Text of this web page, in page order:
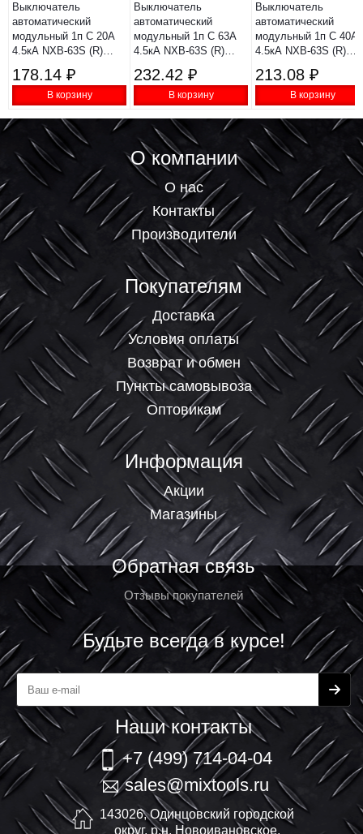
Выключатель
автоматический
модульный 1п C 20А
4.5кА NXB-63S (R)
178.14 ₽
В корзину
Выключатель
автоматический
модульный 1п C 63А
4.5кА NXB-63S (R)
232.42 ₽
В корзину
Выключатель
автоматический
модульный 1п C 40А
4.5кА NXB-63S (R)
213.08 ₽
В корзину
О компании
О нас
Контакты
Производители
Покупателям
Доставка
Условия оплаты
Возврат и обмен
Пункты самовывоза
Оптовикам
Информация
Акции
Магазины
Обратная связь
Отзывы покупателей
Будьте всегда в курсе!
Наши контакты
+7 (499) 714-04-04
sales@mixtools.ru
143026, Одинцовский городской
округ, р.н. Новоивановское,